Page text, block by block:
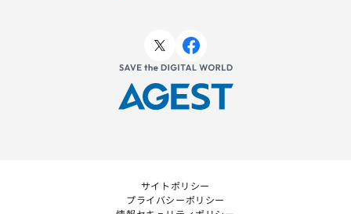
サイトポリシー
プライバシーポリシー